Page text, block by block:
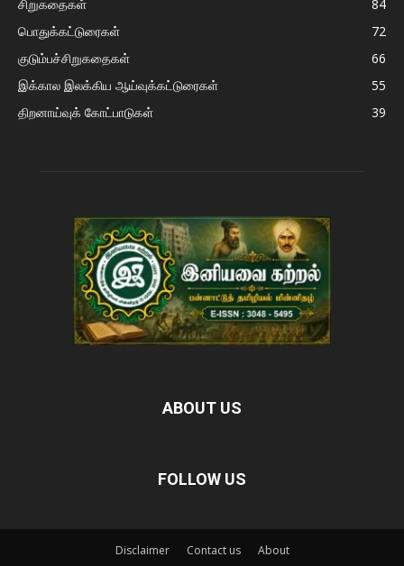
சிறுகதைகள்
84
பொதுக்கட்டுரைகள்
72
குடும்பச்சிறுகதைகள்
66
இக்கால இலக்கிய ஆய்வுக்கட்டுரைகள்
55
திறனாய்வுக் கோட்பாடுகள்
39
ABOUT US
FOLLOW US
Disclaimer Contact us About